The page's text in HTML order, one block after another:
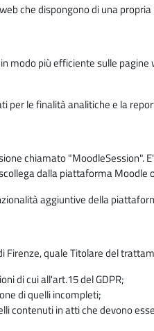
che dispongono di una
modo più efficiente sulle
per le finalità analitiche e la
chiamato
dalla piattaforma
aggiuntive della
quale Titolare del
di cui all'art.15 del GDPR;
di quelli incompleti;
contenuti in atti che devono